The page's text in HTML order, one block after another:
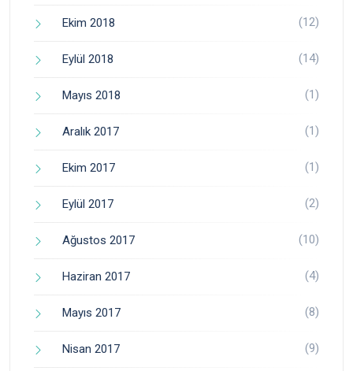
Ekim 2018 (12)
Eylül 2018 (14)
Mayıs 2018 (1)
Aralık 2017 (1)
Ekim 2017 (1)
Eylül 2017 (2)
Ağustos 2017 (10)
Haziran 2017 (4)
Mayıs 2017 (8)
Nisan 2017 (9)